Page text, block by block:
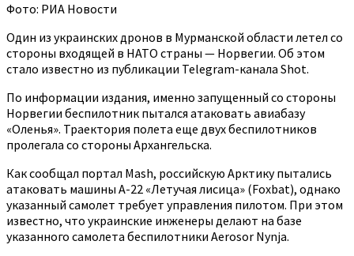
Фото: РИА Новости
Один из украинских дронов в Мурманской области летел со
стороны входящей в НАТО страны — Норвегии. Об этом
стало известно из публикации Telegram-канала Shot.
По информации издания, именно запущенный со стороны
Норвегии беспилотник пытался атаковать авиабазу
«Оленья». Траектория полета еще двух беспилотников
пролегала со стороны Архангельска.
Как сообщал портал Mash, российскую Арктику пытались
атаковать машины А-22 «Летучая лисица» (Foxbat), однако
указанный самолет требует управления пилотом. При этом
известно, что украинские инженеры делают на базе
указанного самолета беспилотники Aerosor Nynja.